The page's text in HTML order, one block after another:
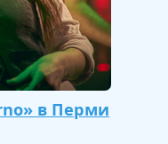
в Перми